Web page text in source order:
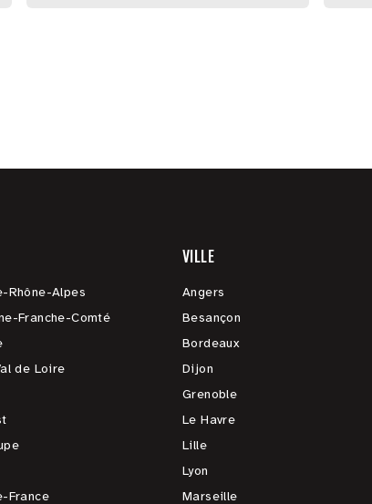
Rhône-Alpes
Franche-Comté
de Loire
France
VILLE
Angers
Besançon
Bordeaux
Dijon
Grenoble
Le Havre
Lille
Lyon
Marseille